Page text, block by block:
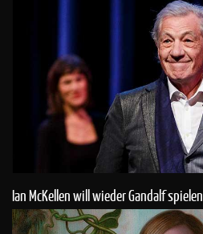
Ian McKellen will wieder Gandalf spielen